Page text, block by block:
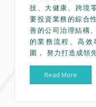
技、大健康、跨境
要投資業務的綜合
善的公司治理結構
的業務流程、高
圍， 努力打造成領
Read More